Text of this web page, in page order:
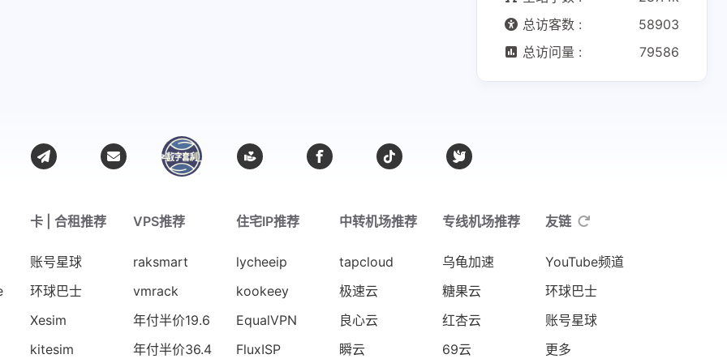
总访客数 :
58903
总访问量 :
79586
卡 | 合租推荐
账号星球
环球巴士
Xesim
kitesim
VPS推荐
raksmart
vmrack
年付半价19.6
年付半价36.4
住宅IP推荐
lycheeip
kookeey
EqualVPN
FluxISP
中转机场推荐
tapcloud
极速云
良心云
瞬云
专线机场推荐
乌龟加速
糖果云
红杏云
69云
友链
YouTube频道
环球巴士
账号星球
更多